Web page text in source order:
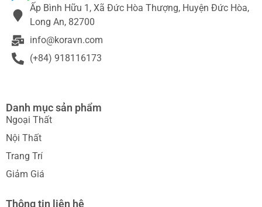
Ấp Bình Hữu 1, Xã Đức Hòa Thượng, Huyện Đức Hòa,
Long An, 82700
info@koravn.com
(+84) 918116173
Danh mục sản phẩm
Ngoại Thất
Nội Thất
Trang Trí
Giảm Giá
Thông tin liên hệ